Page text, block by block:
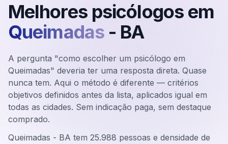
Melhores psicólogos em
Queimadas - BA
A pergunta "como escolher um psicólogo em
Queimadas" deveria ter uma resposta direta. Quase
nunca tem. Aqui o método é diferente — critérios
objetivos definidos antes da lista, aplicados igual em
todas as cidades. Sem indicação paga, sem destaque
comprado.
Queimadas - BA tem 25.988 pessoas e densidade de